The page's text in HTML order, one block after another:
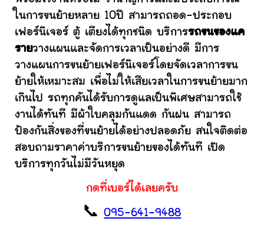
ในการขนย้ายหลาย 10ปี สามารถถอด-ประกอบ
เฟอร์นิเจอร์ ตู้ เตียงได้ทุกชนิด บริการรถขนของแค
รายวางแผนและจัดการเวลาเป็นอย่างดี มีการ
วางแผนการขนย้ายเฟอร์นิเจอร์โดยจัดเวลาการขน
ย้ายให้เหมาะสม เพื่อไม่ให้เสียเวลาในการขนย้ายมาก
เกินไป รถทุกคันได้รับการดูแลเป็นพิเศษสามารถใช้
งานได้ทันที มีผ้าใบคลุมกันแดด กันฝน สามารถ
ป้องกันสิ่งของที่ขนย้ายได้อย่างปลอดภัย สนใจติดต่อ
สอบถามราคาค่าบริการขนย้ายของได้ทันที เปิด
บริการทุกวันไม่มีวันหยุด
กดที่เบอร์ได้เลยครับ
📞095-641-9488